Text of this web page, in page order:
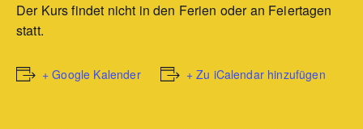
Der Kurs findet nicht in den Ferien oder an Feiertagen
statt.
+ Google Kalender + Zu iCalendar hinzufügen